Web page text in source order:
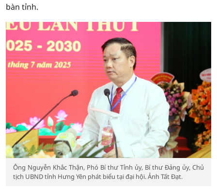
bàn tỉnh.
Ông Nguyễn Khắc Thận, Phó Bí thư Tỉnh ủy, Bí thư Đảng ủy, Chủ
tịch UBND tỉnh Hưng Yên phát biểu tại đại hội. Ảnh Tất Đạt.